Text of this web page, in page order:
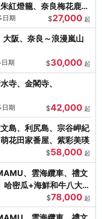
紅燈籠、奈良梅花鹿、
期 $27,000 起
大阪、奈良～浪漫嵐山
期 $30,000 起
寺、金閣寺、
期 $42,000 起
島、利尻島、宗谷岬紀
花田家番屋、紫彩美瑛
$58,000 起
、雲海纜車、禮文
密瓜+海鮮和牛八大螃
$78,000 起